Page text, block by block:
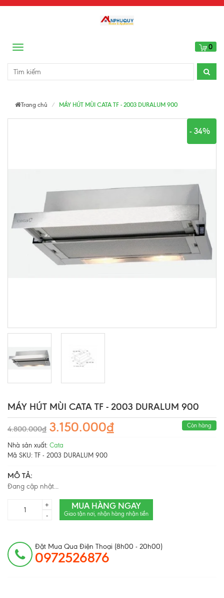
Menu 0
Trang chủ MÁY HÚT MÙI CATA TF - 2003 DURALUM 900
- 34%
MÁY HÚT MÙI CATA TF - 2003 DURALUM 900
4.800.000₫ 3.150.000₫ Còn hàng
Nhà sản xuất: Cata
Mã SKU: TF - 2003 DURALUM 900
MÔ TẢ:
Đang cập nhật...
+
-
MUA HÀNG NGAY
Giao tận nơi, nhận hàng nhận tiền
Đặt Mua Qua Điện Thoại (8h00 - 20h00)
0972526876